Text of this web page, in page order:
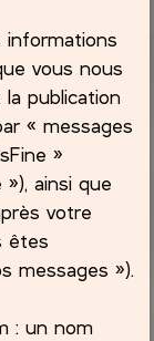
informations
vous nous
publication
« messages
»
ainsi que
votre
êtes
messages »).
: un nom